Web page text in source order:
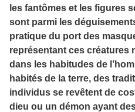
les fantômes et les figures
sont parmi les
pratique du port des
représentant ces créatures
dans les habitudes de
habités de la terre, des
individus se revêtent de
dieu ou un démon ayant